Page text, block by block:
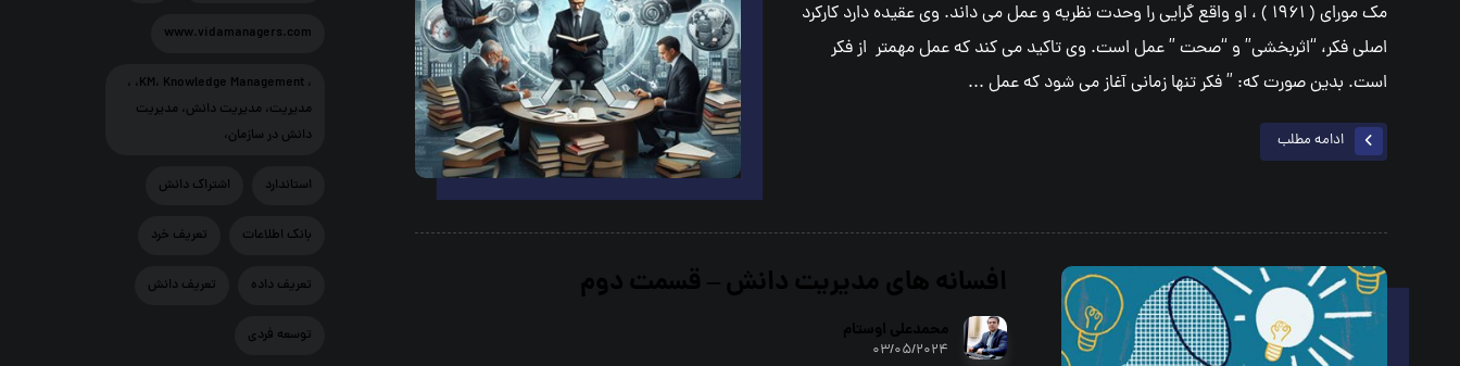
مك موراي ( 1961 ) ، او واقع گرايي را وحدت نظريه و عمل مي داند. وي عقيده دارد كاركرد
اصلي فكر، “اثربخشي” و “صحت ” عمل است. وي تاكيد مي كند كه عمل مهمتر از فكر
است. بدين صورت كه: ” فكر تنها زماني آغاز مي شود كه عمل ...
ادامه مطلب
افسانه هاي مديريت دانش – قسمت دوم
محمدعلي اوستام
۰۳/۰۵/۲۰۲۴
www.vidamanagers.com
، KM، Knowledge Management، ،
مديريت، مديريت دانش، مديريت
دانش در سازمان،
استاندارد اشتراک دانش
بانك اطلاعات تعريف خرد
تعريف داده تعريف دانش
توسعه فردی